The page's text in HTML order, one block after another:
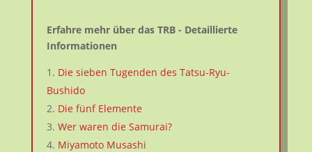
Erfahre mehr über das TRB - Detaillierte
Informationen
Die sieben Tugenden des Tatsu-Ryu-
Bushido
Die fünf Elemente
Wer waren die Samurai?
Miyamoto Musashi